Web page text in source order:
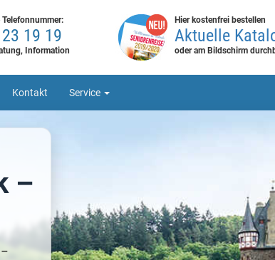
19 19
Information
Hier kostenfrei bestellen
Aktuelle
oder am Bildschirm
Kontakt Service
–